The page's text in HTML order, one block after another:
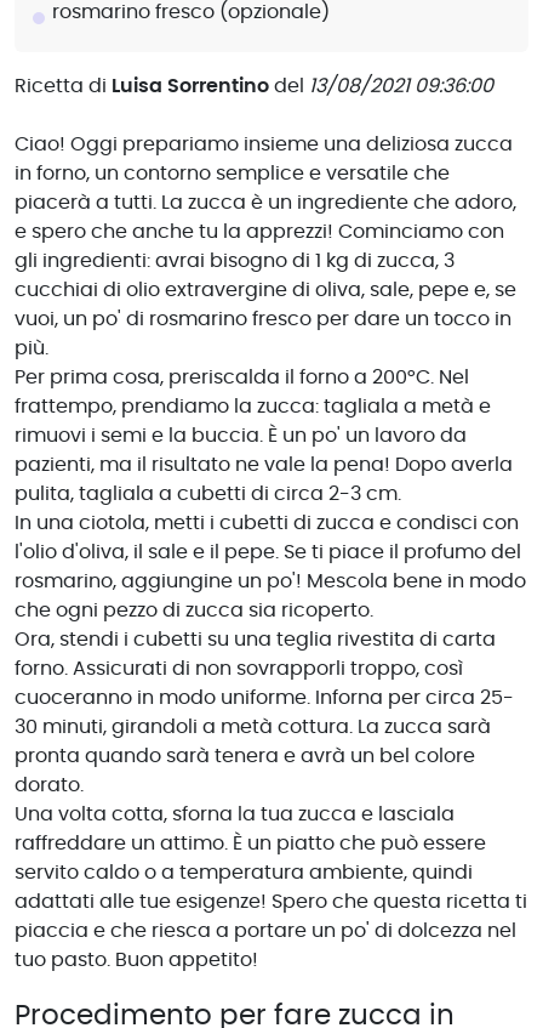
Ricetta di Luisa Sorrentino del 13/08/2021 09:36:00
Ciao! Oggi prepariamo insieme una deliziosa zucca
in forno, un contorno semplice e versatile che
piacerà a tutti. La zucca è un ingrediente che adoro,
e spero che anche tu la apprezzi! Cominciamo con
gli ingredienti: avrai bisogno di 1 kg di zucca, 3
cucchiai di olio extravergine di oliva, sale, pepe e, se
vuoi, un po' di rosmarino fresco per dare un tocco in
più.
Per prima cosa, preriscalda il forno a 200°C. Nel
frattempo, prendiamo la zucca: tagliala a metà e
rimuovi i semi e la buccia. È un po' un lavoro da
pazienti, ma il risultato ne vale la pena! Dopo averla
pulita, tagliala a cubetti di circa 2-3 cm.
In una ciotola, metti i cubetti di zucca e condisci con
l'olio d'oliva, il sale e il pepe. Se ti piace il profumo del
rosmarino, aggiungine un po'! Mescola bene in modo
che ogni pezzo di zucca sia ricoperto.
Ora, stendi i cubetti su una teglia rivestita di carta
forno. Assicurati di non sovrapporli troppo, così
cuoceranno in modo uniforme. Inforna per circa 25-
30 minuti, girandoli a metà cottura. La zucca sarà
pronta quando sarà tenera e avrà un bel colore
dorato.
Una volta cotta, sforna la tua zucca e lasciala
raffreddare un attimo. È un piatto che può essere
servito caldo o a temperatura ambiente, quindi
adattati alle tue esigenze! Spero che questa ricetta ti
piaccia e che riesca a portare un po' di dolcezza nel
tuo pasto. Buon appetito!
Procedimento per fare zucca in
rosmarino fresco (opzionale)